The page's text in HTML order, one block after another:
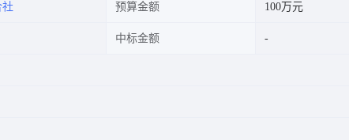
预算金额 100万元
中标金额